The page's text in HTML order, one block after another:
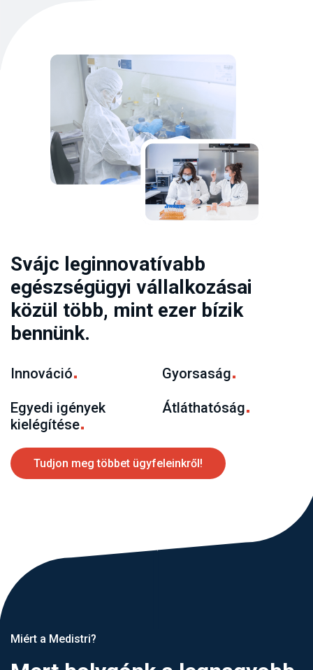
Svájc leginnovatívabb
egészségügyi vállalkozásai
közül több, mint ezer bízik
bennünk.
Innováció
Egyedi igények
kielégítése
Gyorsaság
Átláthatóság
Tudjon meg többet ügyfeleinkről!
Miért a Medistri?